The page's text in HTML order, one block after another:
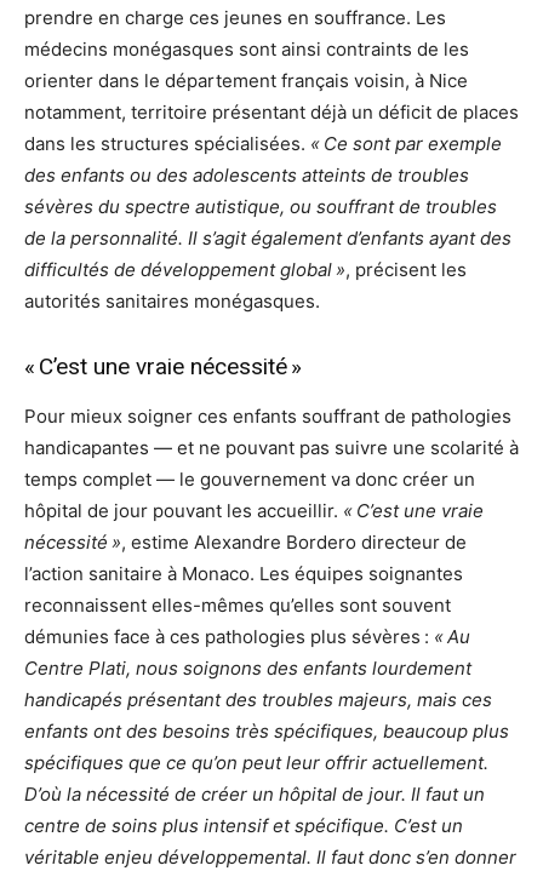
prendre en charge ces jeunes en souffrance. Les
médecins monégasques sont ainsi contraints de les
orienter dans le département français voisin, à Nice
notamment, territoire présentant déjà un déficit de places
dans les structures spécialisées. « Ce sont par exemple
des enfants ou des adolescents atteints de troubles
sévères du spectre autistique, ou souffrant de troubles
de la personnalité. Il s’agit également d’enfants ayant des
difficultés de développement global », précisent les
autorités sanitaires monégasques.
« C’est une vraie nécessité »
Pour mieux soigner ces enfants souffrant de pathologies
handicapantes — et ne pouvant pas suivre une scolarité à
temps complet — le gouvernement va donc créer un
hôpital de jour pouvant les accueillir. « C’est une vraie
nécessité », estime Alexandre Bordero directeur de
l’action sanitaire à Monaco. Les équipes soignantes
reconnaissent elles-mêmes qu’elles sont souvent
démunies face à ces pathologies plus sévères : « Au
Centre Plati, nous soignons des enfants lourdement
handicapés présentant des troubles majeurs, mais ces
enfants ont des besoins très spécifiques, beaucoup plus
spécifiques que ce qu’on peut leur offrir actuellement.
D’où la nécessité de créer un hôpital de jour. Il faut un
centre de soins plus intensif et spécifique. C’est un
véritable enjeu développemental. Il faut donc s’en donner